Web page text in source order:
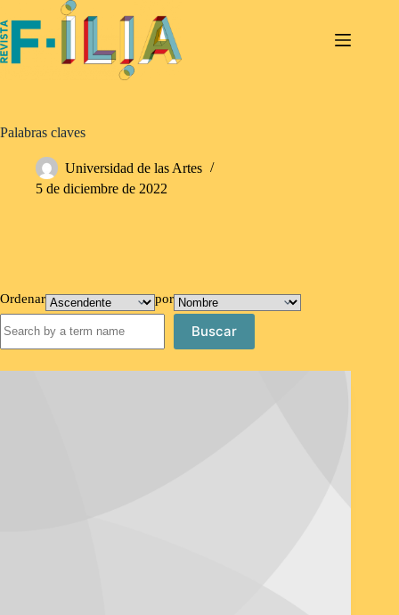
al
contenido
Palabras claves
Universidad de las Artes
5 de diciembre de 2022
Ordenar por
Buscar